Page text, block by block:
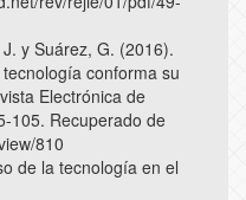
y Suárez, G. (2016).
conforma su
Electrónica de
105. Recuperado de
810
de la tecnología en el